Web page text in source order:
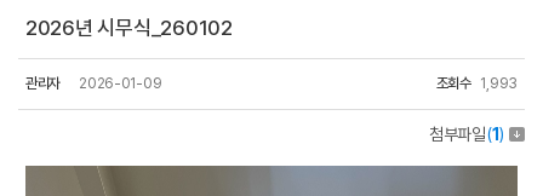
2026년 시무식_260102
관리자 2026-01-09 조회수 1,993
첨부파일(1)